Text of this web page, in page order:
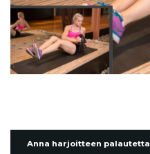
Anna harjoitteen palautetta